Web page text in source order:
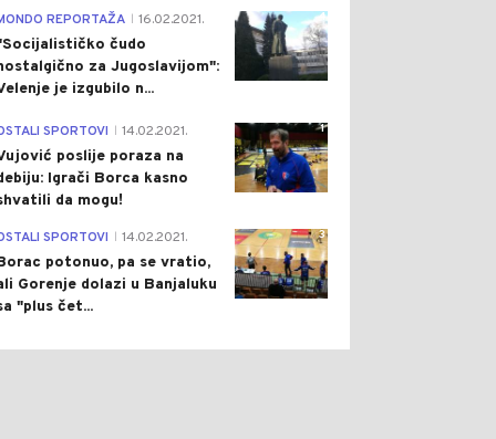
4
REPORTAŽA 16.02.2021.
čudo
za Jugoslavijom":
je izgubilo n...
1
SPORTOVI 14.02.2021.
poslije poraza na
Igrači Borca kasno
da mogu!
3
SPORTOVI 14.02.2021.
potonuo, pa se vratio,
Gorenje dolazi u Banjaluku
"plus čet...